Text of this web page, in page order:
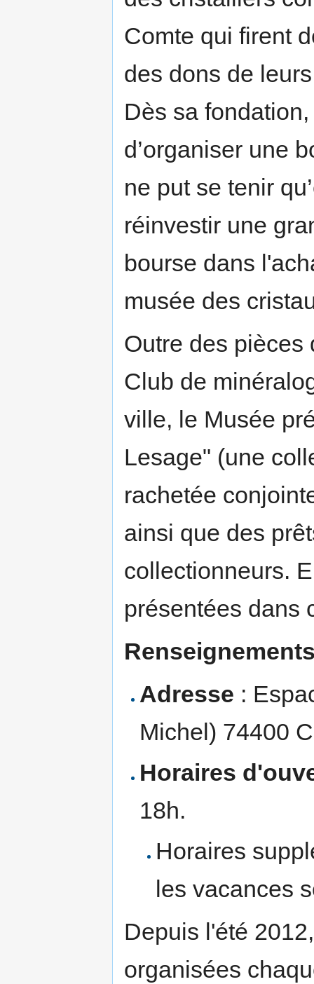
Comte qui firent
des dons de
Dès sa
d’organiser une
ne put se tenir
réinvestir une
bourse dans
musée des
Outre des pièces
Club de
ville, le Musée
Lesage" (une
rachetée
ainsi que des
collectionneurs.
présentées dans
Adresse :
Michel) 74400
Horaires
18h.
Horaires
les vacances
Depuis l'été
organisées